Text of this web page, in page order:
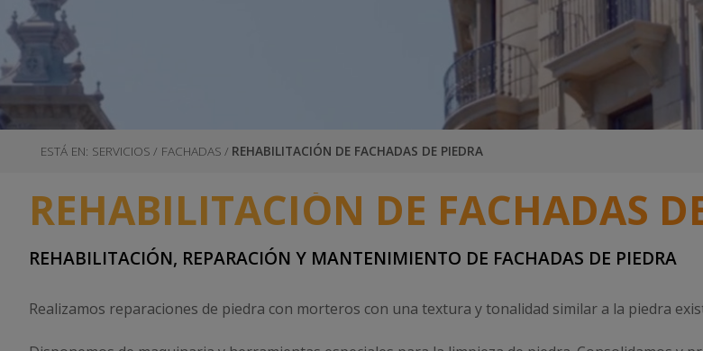
Reparación fachada de hormigón
Instalación antipalomas en paneles solares
TUBERÍAS
ESTÁ EN: SERVICIOS / FACHADAS / REHABILITACIÓN DE FACHADAS DE PIEDRA
REHABILITACIÓN DE FACHADAS
REHABILITACIÓN, REPARACIÓN Y MANTENIMIENTO DE FACHADAS DE PIEDRA
Realizamos reparaciones de piedra con morteros con una textura y tonalidad similar a la piedra